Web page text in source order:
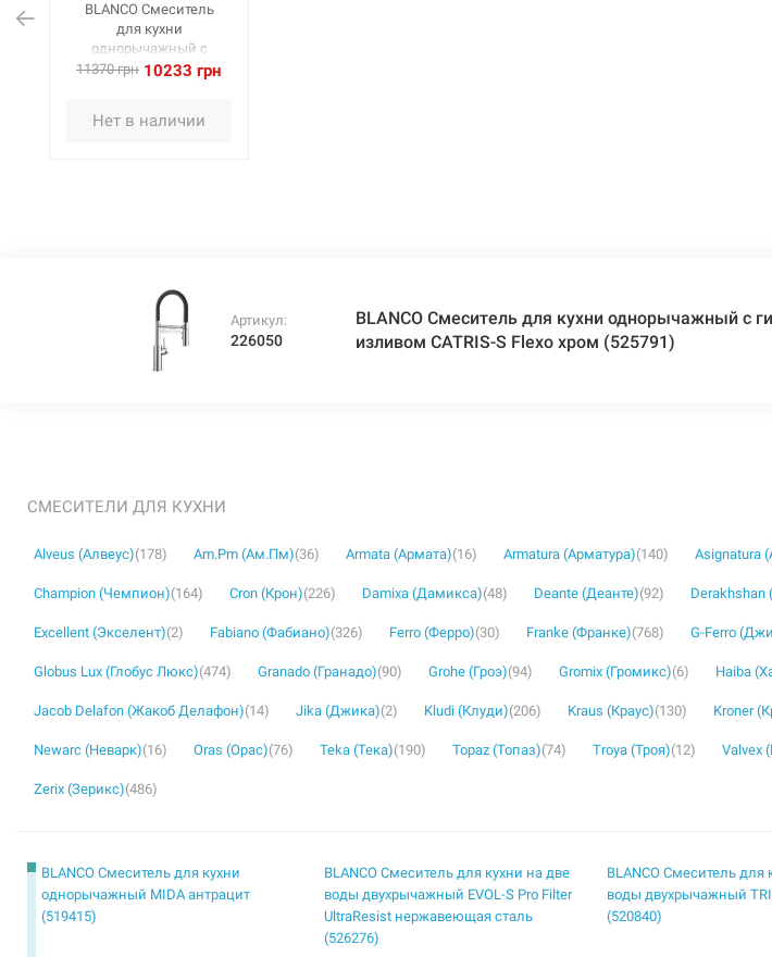
BLANCO Смеситель
для кухни
однорычажный с
гибким изливом
11370 грн 10233 грн
Нет в наличии
Артикул:
226050
BLANCO Смеситель для кухни однорычажный с
изливом CATRIS-S Flexo хром (525791)
СМЕСИТЕЛИ ДЛЯ КУХНИ
Alveus (Алвеус)(178) Am.Pm (Ам.Пм)(36) Armata (Армата)(16) Armatura (Арматура)(140) Asignatura
Champion (Чемпион)(164) Cron (Крон)(226) Damixa (Дамикса)(48) Deante (Деанте)(92)
Excellent (Экселент)(2) Fabiano (Фабиано)(326) Ferro (Ферро)(30) Franke (Франке)(768) G-Ferro
Globus Lux (Глобус Люкс)(474) Granado (Гранадо)(90) Grohe (Гроэ)(94) Gromix (Громикс)(6) Haiba
Jacob Delafon (Жакоб Делафон)(14) Jika (Джика)(2) Kludi (Клуди)(206) Kraus (Краус)(130) Kroner
Newarc (Неварк)(16) Oras (Орас)(76) Teka (Тека)(190) Topaz (Топаз)(74) Troya (Троя)(12) Valvex
Zerix (Зерикс)(486)
BLANCO Смеситель для кухни
однорычажный MIDA антрацит
(519415)
BLANCO Смеситель для кухни на две
воды двухрычажный EVOL-S Pro Filter
UltraResist нержавеющая сталь
(526276)
BLANCO Смеситель для
воды двухрычажный
(520840)